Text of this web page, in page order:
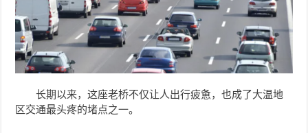
长期以来，这座老桥不仅让人出行疲惫，也成了大温地
区交通最头疼的堵点之一。